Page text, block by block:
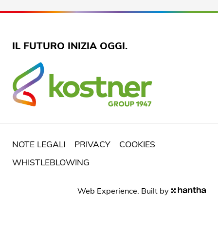
IL FUTURO INIZIA OGGI.
NOTE LEGALI PRIVACY
COOKIES
WHISTLEBLOWING
Web Experience. Built by